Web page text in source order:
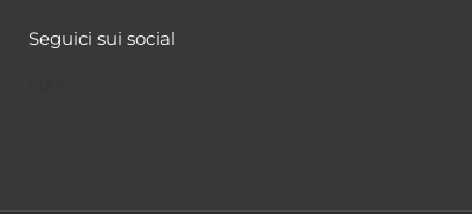
Seguici sui social